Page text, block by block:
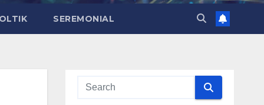
SEREMONIAL